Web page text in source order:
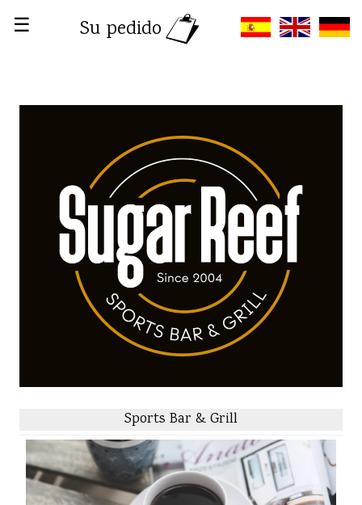
☰ Su pedido
Sports Bar & Grill